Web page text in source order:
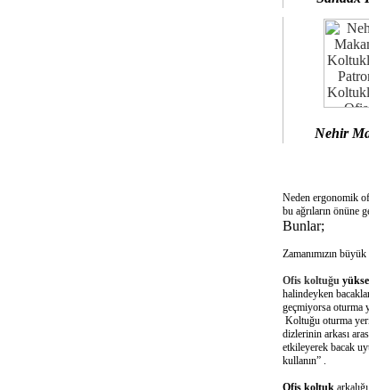
Nehir
Neden ergonomik
bu ağrıların önüne
Bunlar;
Zamanımızın
Ofis koltuğu
halindeyken
geçmiyorsa oturma
Koltuğu oturma
dizlerinin arkası
etkileyerek bacak
kullanın” .
Ofis koltuk